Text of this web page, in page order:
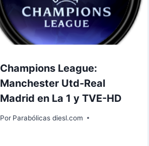
Champions League:
Manchester Utd-Real
Madrid en La 1 y TVE-HD
Por Parabólicas diesl.com